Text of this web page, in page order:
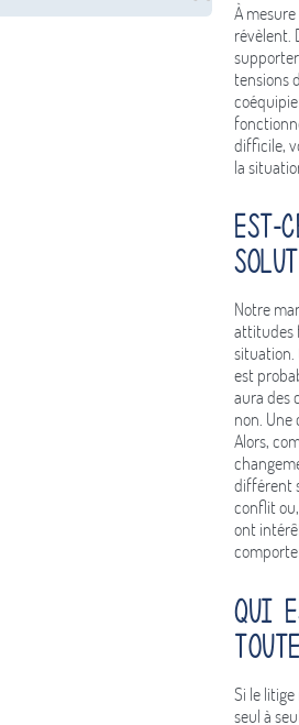
À
révèlent.
tensions
difficile,
la
Est-
Notre
attitudes
situation.
est
aura des
non.
Alors,
différent
conflit
ont
Qui
Si le
seul à